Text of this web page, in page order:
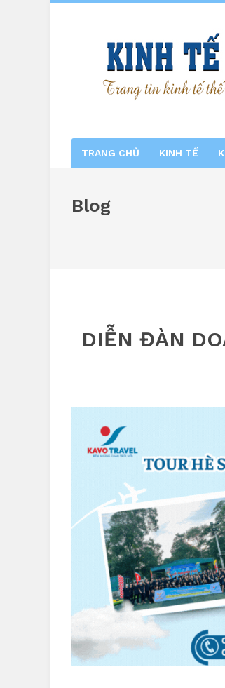
TRANG CHỦ KINH TẾ
Blog
DIỄN ĐÀN